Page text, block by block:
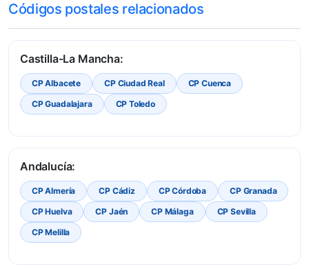
Códigos postales relacionados
Castilla-La Mancha:
CP Albacete CP Ciudad Real
CP Cuenca
CP Guadalajara
CP Toledo
Andalucía:
CP Almería CP Cádiz CP Córdoba
CP Granada
CP Huelva
CP Jaén CP Málaga
CP Sevilla
CP Melilla